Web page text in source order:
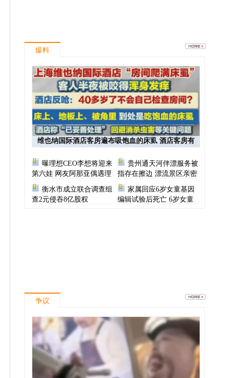
爆料
维也纳国际酒店客房遍布吸饱血的床虱 酒店客房有
曝理想CEO李想将迎来
第六娃 网友阿那亚偶遇理
想CEO一家
贵州通天河伴漂服务被
指存在擦边 漂流景区亲密
服务尺度按等级收费
衡水市成立联合调查组
查2元侵吞8亿股权
家属回应6岁女童基因
编辑试验后死亡 6岁女童
争议